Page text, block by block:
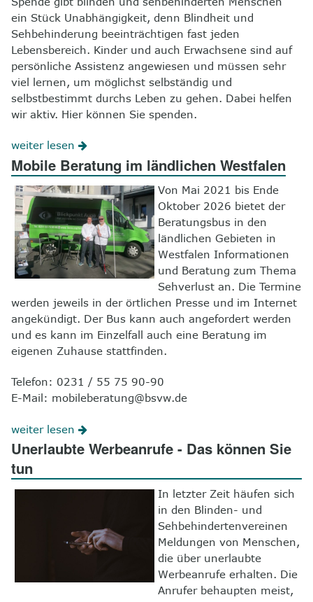
ein Stück Unabhängigkeit, denn Blindheit und
Sehbehinderung beeinträchtigen fast jeden
Lebensbereich. Kinder und auch Erwachsene sind auf
persönliche Assistenz angewiesen und müssen sehr
viel lernen, um möglichst selbständig und
selbstbestimmt durchs Leben zu gehen. Dabei helfen
wir aktiv. Hier können Sie spenden.
weiter lesen
Mobile Beratung im ländlichen Westfalen
Von Mai 2021 bis Ende
Oktober 2026 bietet der
Beratungsbus in den
ländlichen Gebieten in
Westfalen Informationen
und Beratung zum Thema
Sehverlust an. Die Termine
werden jeweils in der örtlichen Presse und im Internet
angekündigt. Der Bus kann auch angefordert werden
und es kann im Einzelfall auch eine Beratung im
eigenen Zuhause stattfinden.
Telefon: 0231 / 55 75 90-90
E-Mail: mobileberatung@bsvw.de
weiter lesen
Unerlaubte Werbeanrufe - Das können Sie
tun
In letzter Zeit häufen sich
in den Blinden- und
Sehbehindertenvereinen
Meldungen von Menschen,
die über unerlaubte
Werbeanrufe erhalten. Die
Anrufer behaupten meist,